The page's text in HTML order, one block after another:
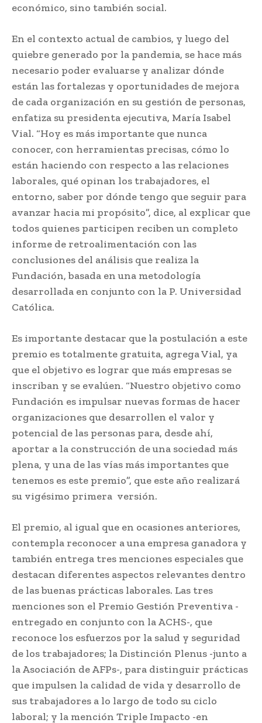
económico, sino también social.
En el contexto actual de cambios, y luego del
quiebre generado por la pandemia, se hace más
necesario poder evaluarse y analizar dónde
están las fortalezas y oportunidades de mejora
de cada organización en su gestión de personas,
enfatiza su presidenta ejecutiva, María Isabel
Vial. “Hoy es más importante que nunca
conocer, con herramientas precisas, cómo lo
están haciendo con respecto a las relaciones
laborales, qué opinan los trabajadores, el
entorno, saber por dónde tengo que seguir para
avanzar hacia mi propósito”, dice, al explicar que
todos quienes participen reciben un completo
informe de retroalimentación con las
conclusiones del análisis que realiza la
Fundación, basada en una metodología
desarrollada en conjunto con la P. Universidad
Católica.
Es importante destacar que la postulación a este
premio es totalmente gratuita, agrega Vial, ya
que el objetivo es lograr que más empresas se
inscriban y se evalúen. “Nuestro objetivo como
Fundación es impulsar nuevas formas de hacer
organizaciones que desarrollen el valor y
potencial de las personas para, desde ahí,
aportar a la construcción de una sociedad más
plena, y una de las vías más importantes que
tenemos es este premio”, que este año realizará
su vigésimo primera versión.
El premio, al igual que en ocasiones anteriores,
contempla reconocer a una empresa ganadora y
también entrega tres menciones especiales que
destacan diferentes aspectos relevantes dentro
de las buenas prácticas laborales. Las tres
menciones son el Premio Gestión Preventiva -
entregado en conjunto con la ACHS-, que
reconoce los esfuerzos por la salud y seguridad
de los trabajadores; la Distinción Plenus -junto a
la Asociación de AFPs-, para distinguir prácticas
que impulsen la calidad de vida y desarrollo de
sus trabajadores a lo largo de todo su ciclo
laboral; y la mención Triple Impacto -en